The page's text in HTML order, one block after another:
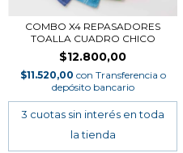
COMBO X4 REPASADORES
TOALLA CUADRO CHICO
$12.800,00
$11.520,00 con Transferencia o
depósito bancario